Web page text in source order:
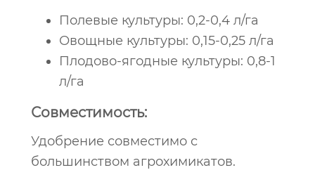
Полевые культуры: 0,2-0,4 л/га
Овощные культуры: 0,15-0,25 л/га
Плодово-ягодные культуры: 0,8-1
л/га
Совместимость:
Удобрение совместимо с
большинством агрохимикатов.